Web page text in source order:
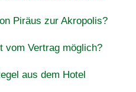
Piräus zur Akropolis?
vom Vertrag möglich?
aus dem Hotel